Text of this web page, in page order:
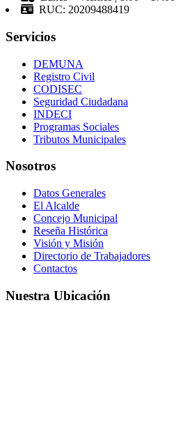
RUC: 20209488419
Servicios
DEMUNA
Registro Civil
CODISEC
Seguridad Ciudadana
INDECI
Programas Sociales
Tributos Municipales
Nosotros
Datos Generales
El Alcalde
Concejo Municipal
Reseña Histórica
Visión y Misión
Directorio de Trabajadores
Contactos
Nuestra Ubicación